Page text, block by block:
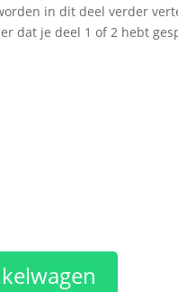
in dit deel verder
dat je deel 1 of 2 hebt